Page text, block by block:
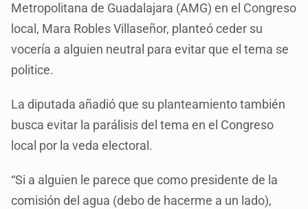
Metropolitana de Guadalajara (AMG) en el Congreso
local, Mara Robles Villaseñor, planteó ceder su
vocería a alguien neutral para evitar que el tema se
politice.
La diputada añadió que su planteamiento también
busca evitar la parálisis del tema en el Congreso
local por la veda electoral.
“Si a alguien le parece que como presidente de la
comisión del agua (debo de hacerme a un lado),